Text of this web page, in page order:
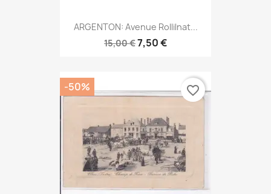
ARGENTON: Avenue Rollilnat...
15,00 €7,50 €
-50% favorite_border